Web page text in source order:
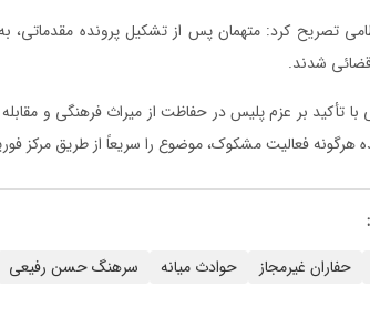
تصریح کرد: متهمان پس از تشکیل پرونده مقدماتی،
شدند.
تأکید بر عزم پلیس در حفاظت از میراث فرهنگی و
فعالیت مشکوک، موضوع را سریعاً از طریق مرکز فوریت‌های
حفاران غیرمجاز حوادث میانه سرهنگ حسن رفیعی